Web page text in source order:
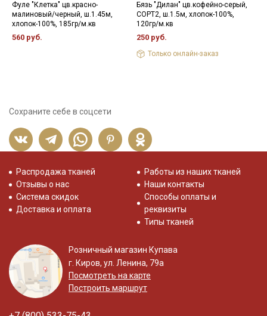
Фуле "Клетка" цв.красно-
малиновый/черный, ш.1.45м,
хлопок-100%, 185гр/м.кв
560 руб.
Бязь "Дилан" цв.кофейно-серый,
СОРТ2, ш.1.5м, хлопок-100%,
120гр/м.кв
250 руб.
Только онлайн-заказ
Сохраните себе в соцсети
Распродажа тканей
Отзывы о нас
Система скидок
Доставка и оплата
Работы из наших тканей
Наши контакты
Способы оплаты и
реквизиты
Типы тканей
Розничный магазин Купава
г. Киров, ул. Ленина, 79а
Посмотреть на карте
Построить маршрут